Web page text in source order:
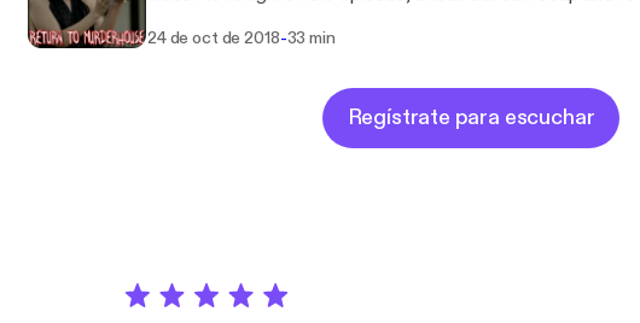
24 de oct de 2018-33 min
Regístrate para escuchar